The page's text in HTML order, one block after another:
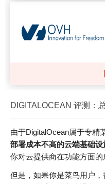
DIGITALOCEAN 评测：
由于DigitalOcean属于专精
部署成本不高的云端基础设
你对云提供商在功能方面的
但是，如果你是菜鸟用户